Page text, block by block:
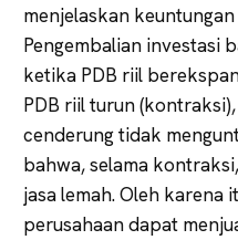
menjelaskan
Pengembalian investasi
ketika PDB riil
PDB riil turun
cenderung tidak
bahwa, selama
jasa lemah. Oleh karena
perusahaan dapat